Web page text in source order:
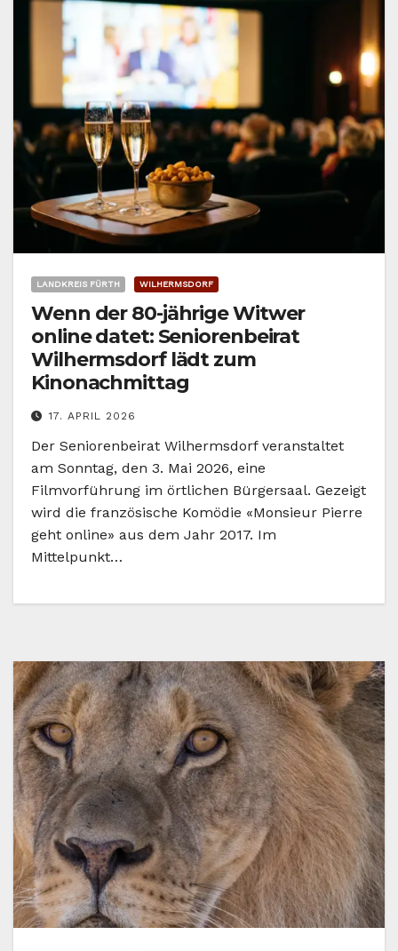
LANDKREIS FÜRTH WILHERMSDORF
Wenn der 80-jährige Witwer
online datet: Seniorenbeirat
Wilhermsdorf lädt zum
Kinonachmittag
17. APRIL 2026
Der Seniorenbeirat Wilhermsdorf veranstaltet
am Sonntag, den 3. Mai 2026, eine
Filmvorführung im örtlichen Bürgersaal. Gezeigt
wird die französische Komödie «Monsieur Pierre
geht online» aus dem Jahr 2017. Im
Mittelpunkt…